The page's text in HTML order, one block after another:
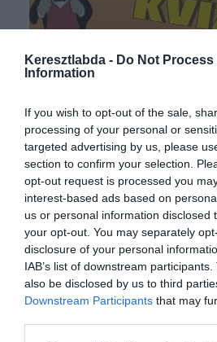
Keresztlabda - Do Not Process
Information
If you wish to opt-out of the sale,
processing of your personal or
targeted advertising by us, please
section to confirm your selection.
opt-out request is processed you
interest-based ads based on
us or personal information disclosed
your opt-out. You may separately
disclosure of your personal
IAB’s list of downstream
also be disclosed by us to third
Downstream Participants that may
Hirdetés
0%